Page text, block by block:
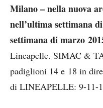
Milano – nella nuova
nell’ultima settimana
settimana di marzo
Lineapelle. SIMAC &
padiglioni 14 e 18 in
di LINEAPELLE: 9-11-